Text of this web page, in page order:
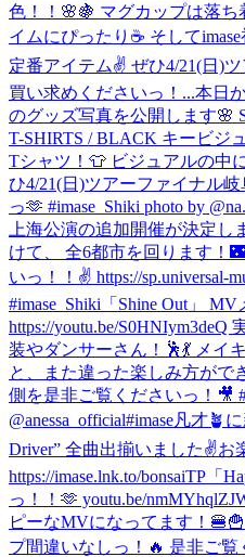
色！！🌸🍇 マグカップは落
イムにぴったり☕️ そして
定番アイテム✌️ ぜひ4/21(日)
買い求めくださいっ！...本日
のグッズ写真を公開します🌸
T-SHIRTS / BLACK キービジ
Tシャツ！👕 ビジュアルの中
ひ4/21(日)ツアーファイナル
っ🫶 #imase_Shiki photo by
上海公演の追加開催が決定
けて、 全6都市を回ります！
いっ！！✌️ https://sp.universal-
#imase_Shiki 「Shine Out」
https://youtu.be/
装やダンサーさん！🕺💃 メイ
と、また違った楽しみ方が
側を是非ご覧くださいっ！🎥
@anessa_official#imase凡才🪴
Driver” 全曲出揃いました✌️お
https://imase.lnk.to/bonsaiTP 「
っ！！🫶 youtu.be/
ピーなMVになってます！
プ間違いなしっ！🔥 是非ご覧